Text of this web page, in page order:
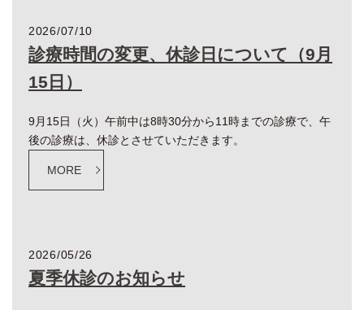
2026/07/10
診療時間の変更、休診日について（9月
15日）
9月15日（火）午前中は8時30分から11時までの診療で、午
後の診療は、休診とさせていただきます。
MORE
2026/05/26
夏季休診のお知らせ